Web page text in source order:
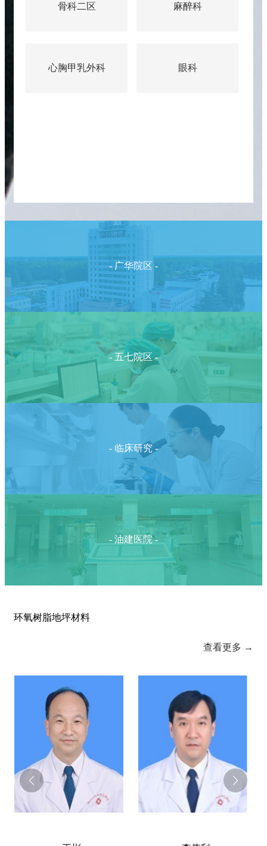
骨科二区
心胸甲乳外科
麻醉科
眼科
- 广华院区 -
- 五七院区 -
- 临床研究 -
- 油建医院 -
环氧树脂地坪材料
查看更多 →